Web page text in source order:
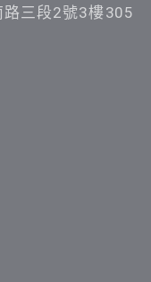
三段2號3樓305